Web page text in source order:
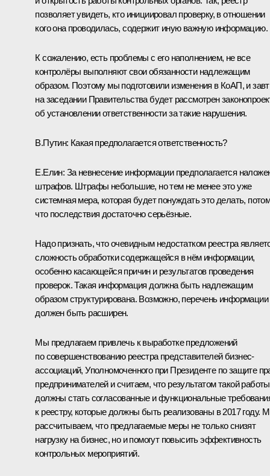
позволяет увидеть, кто инициировал проверку, в отношении
кого она проводилась, содержит иную важную информацию.
К сожалению, есть проблемы с его наполнением, не все
контролёры выполняют свои обязанности надлежащим
образом. Поэтому мы подготовили изменения в КоАП, и
на заседании Правительства будет рассмотрен
об установлении ответственности за такие нарушения.
В.Путин: Какая предполагается ответственность?
Е.Елин: За невнесение информации предполагается
штрафов. Штрафы небольшие, но тем не менее это уже
системная мера, которая будет понуждать это делать,
что последствия достаточно серьёзные.
Надо признать, что очевидным недостатком реестра
сложность обработки содержащейся в нём информации,
особенно касающейся причин и результатов проведения
проверок. Такая информация должна быть надлежащим
образом структурирована. Возможно, перечень информации
должен быть расширен.
Мы предлагаем привлечь к выработке предложений
по совершенствованию реестра представителей бизнес-
ассоциаций, Уполномоченного при Президенте по защите
предпринимателей и считаем, что результатом такой работы
должны стать согласованные и функциональные
к реестру, которые должны быть реализованы в 2017 году.
рассчитываем, что предлагаемые меры не только снизят
нагрузку на бизнес, но и помогут повысить эффективность
контрольных мероприятий.